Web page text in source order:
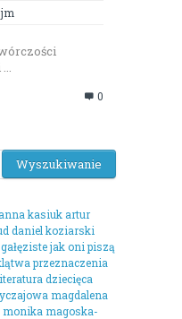
jm
0
anna kasiuk artur
daniel koziarski
gałęzistejak oni piszą
przeznaczenia
dziecięca
magdalena
monika magoska-